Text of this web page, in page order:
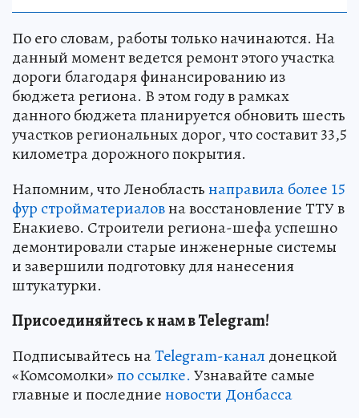
По его словам, работы только начинаются. На
данный момент ведется ремонт этого участка
дороги благодаря финансированию из
бюджета региона. В этом году в рамках
данного бюджета планируется обновить шесть
участков региональных дорог, что составит 33,5
километра дорожного покрытия.
Напомним, что Ленобластьнаправила более 15
фур стройматериаловна восстановление ТТУ в
Енакиево. Строители региона-шефа успешно
демонтировали старые инженерные системы
и завершили подготовку для нанесения
штукатурки.
Присоединяйтесь к нам в Telegram!
Подписывайтесь наTelegram-канал донецкой
«Комсомолки»по ссылке. Узнавайте самые
главные и последниеновости Донбасса